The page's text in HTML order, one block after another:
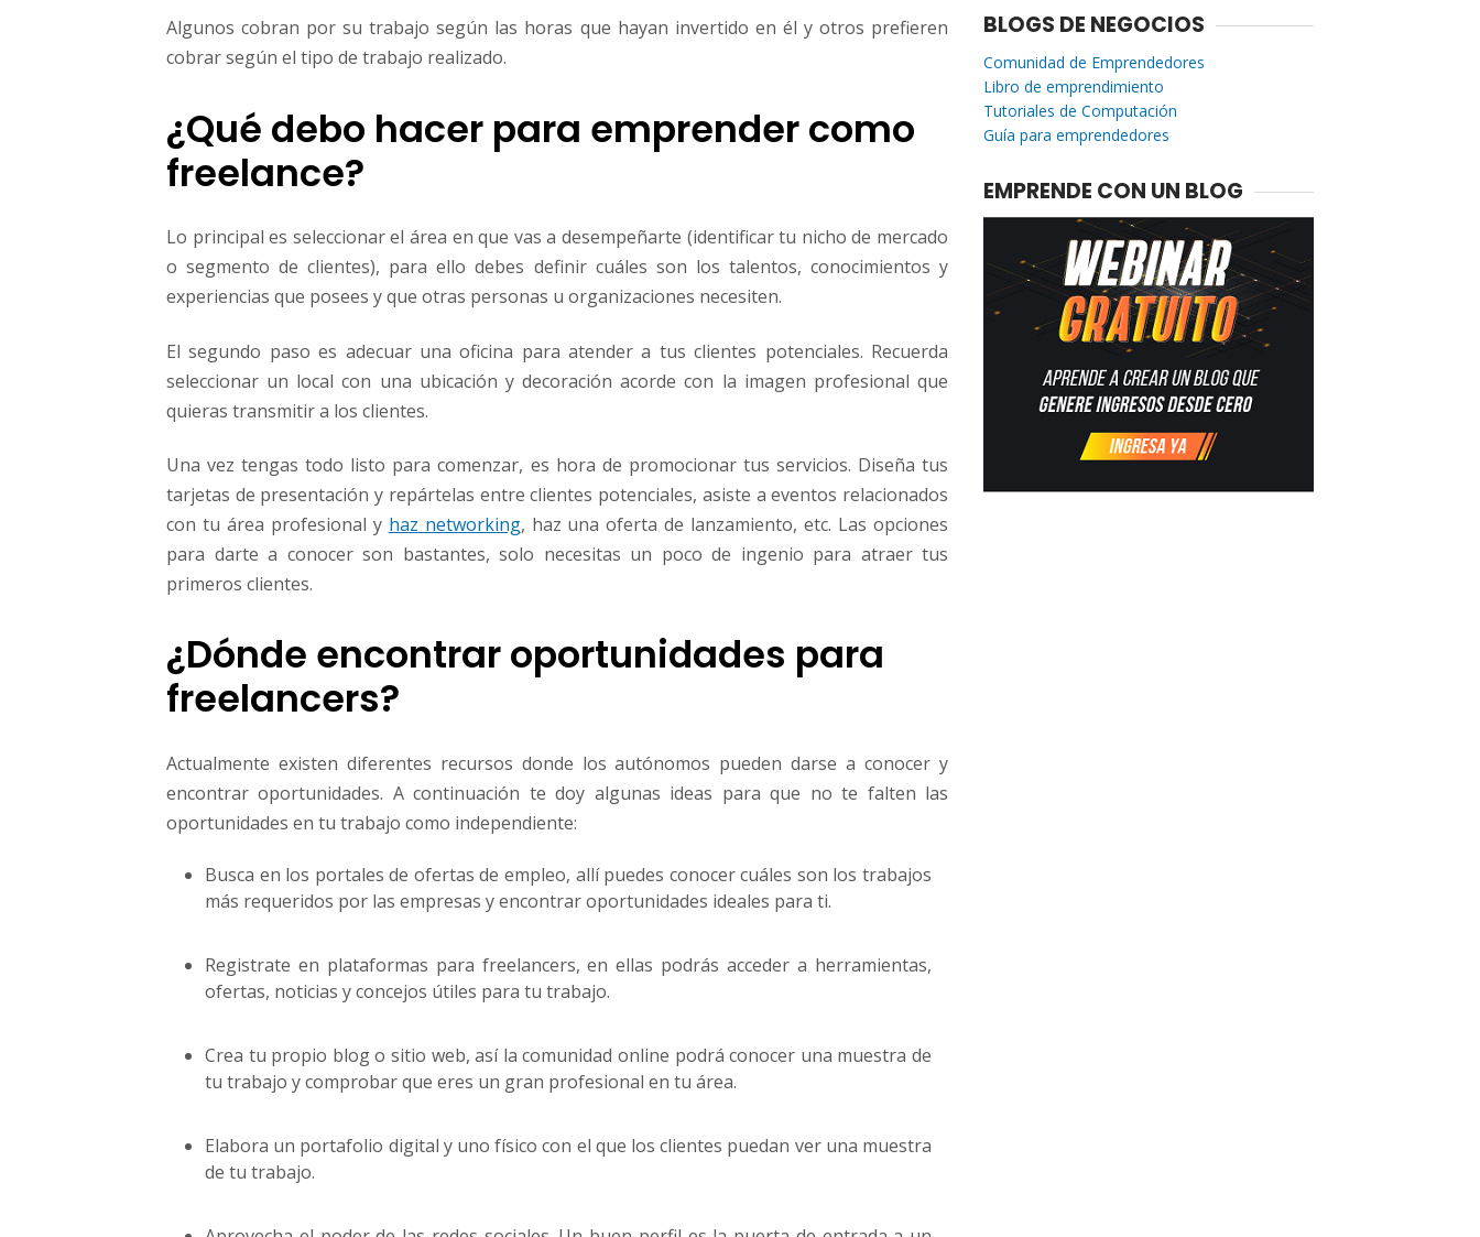
Algunos cobran por su trabajo según las horas que hayan invertido en él y otros prefieren
cobrar según el tipo de trabajo realizado.
¿Qué debo hacer para emprender como
freelance?
Lo principal es seleccionar el área en que vas a desempeñarte (identificar tu nicho de mercado
o segmento de clientes), para ello debes definir cuáles son los talentos, conocimientos y
experiencias que posees y que otras personas u organizaciones necesiten.
El segundo paso es adecuar una oficina para atender a tus clientes potenciales. Recuerda
seleccionar un local con una ubicación y decoración acorde con la imagen profesional que
quieras transmitir a los clientes.
Una vez tengas todo listo para comenzar, es hora de promocionar tus servicios. Diseña tus
tarjetas de presentación y repártelas entre clientes potenciales, asiste a eventos relacionados
con tu área profesional y haz networking, haz una oferta de lanzamiento, etc. Las opciones
para darte a conocer son bastantes, solo necesitas un poco de ingenio para atraer tus
primeros clientes.
¿Dónde encontrar oportunidades para
freelancers?
Actualmente existen diferentes recursos donde los autónomos pueden darse a conocer y
encontrar oportunidades. A continuación te doy algunas ideas para que no te falten las
oportunidades en tu trabajo como independiente:
Busca en los portales de ofertas de empleo, allí puedes conocer cuáles son los trabajos
más requeridos por las empresas y encontrar oportunidades ideales para ti.
Registrate en plataformas para freelancers, en ellas podrás acceder a herramientas,
ofertas, noticias y concejos útiles para tu trabajo.
Crea tu propio blog o sitio web, así la comunidad online podrá conocer una muestra de
tu trabajo y comprobar que eres un gran profesional en tu área.
Elabora un portafolio digital y uno físico con el que los clientes puedan ver una muestra
de tu trabajo.
BLOGS DE NEGOCIOS
Comunidad de Emprendedores
Libro de emprendimiento
Tutoriales de Computación
Guía para emprendedores
EMPRENDE CON UN BLOG